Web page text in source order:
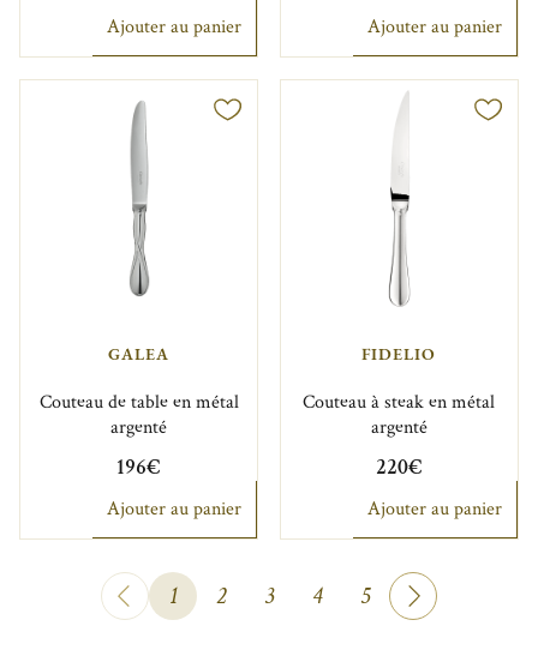
Ajouter au panier Ajouter au panier
GALEA
Couteau de table en métal
argenté
196€
Ajouter au panier
FIDELIO
Couteau à steak en métal
argenté
220€
Ajouter au panier
1 2 3 4 5